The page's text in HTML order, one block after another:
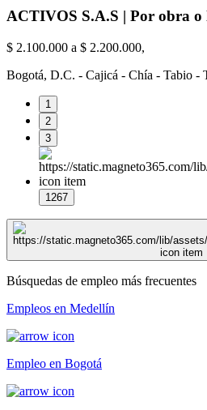
ACTIVOS S.A.S | Por obra o
$ 2.100.000 a $ 2.200.000,
Bogotá, D.C. - Cajicá - Chía - Tabio -
1
2
3
1267
Búsquedas de empleo más frecuentes
Empleos en Medellín
Empleo en Bogotá